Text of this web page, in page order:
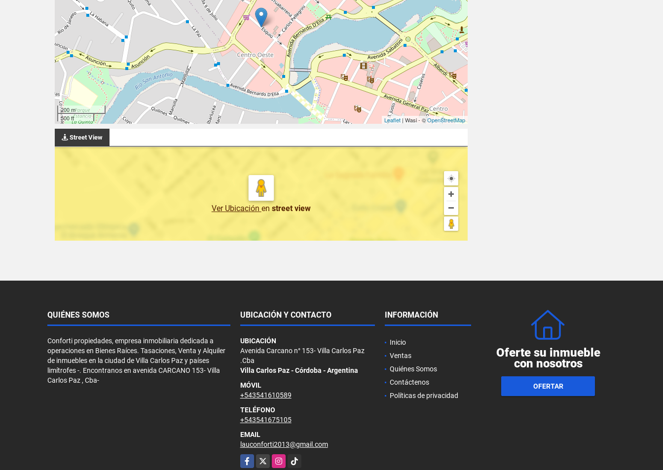
200 m
500 ft
Leaflet| Wasi - ©OpenStreetMap
Street View
Ver Ubicación en street view
QUIÉNES SOMOS
Conforti propiedades, empresa inmobiliaria dedicada a
operaciones en Bienes Raíces. Tasaciones, Venta y Alquiler
de inmuebles en la ciudad de Villa Carlos Paz y países
limítrofes -. Encontranos en avenida CARCANO 153- Villa
Carlos Paz , Cba-
UBICACIÓN Y CONTACTO
UBICACIÓN
Avenida Carcano n° 153- Villa Carlos Paz
.Cba
Villa Carlos Paz - Córdoba - Argentina
MÓVIL
+543541610589
TELÉFONO
+543541675105
EMAIL
lauconforti2013@gmail.com
Facebook
X Instagram
TikTok
INFORMACIÓN
Inicio
Ventas
Quiénes Somos
Contáctenos
Políticas de privacidad
Oferte su inmueble
con nosotros
OFERTAR